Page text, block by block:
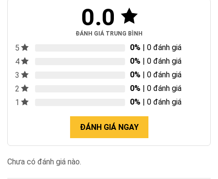
0.0
ĐÁNH GIÁ TRUNG BÌNH
5 0% | 0 đánh giá
4
0% | 0 đánh giá
3
0% | 0 đánh giá
2
0% | 0 đánh giá
1
0% | 0 đánh giá
ĐÁNH GIÁ NGAY
Chưa có đánh giá nào.